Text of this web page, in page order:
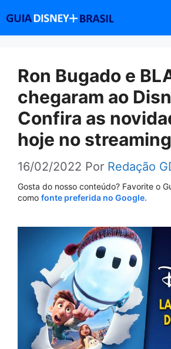
conteúdo
Ron Bugado e
chegaram ao
Confira as
hoje no streaming
16/02/2022 Por Redação
Gosta do nosso conteúdo? Favorite o
como fonte preferida no Google.